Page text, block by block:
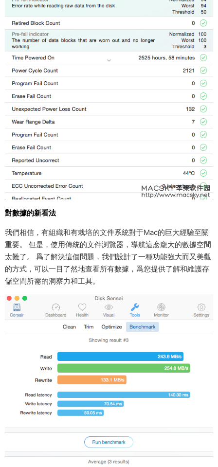
對數據的新看法
我們相信，有組織和有栽培的文件系統對于Mac的巨大經驗至關
重要。 但是，使用傳統的文件浏覽器，導航這麽龐大的數據空間
太難了。 爲了解決這個問題，我們設計了一種功能強大而又美觀
的方式，可以一目了然地查看所有數據，爲您提供了解和維護存
儲空間所需的洞察力和工具。